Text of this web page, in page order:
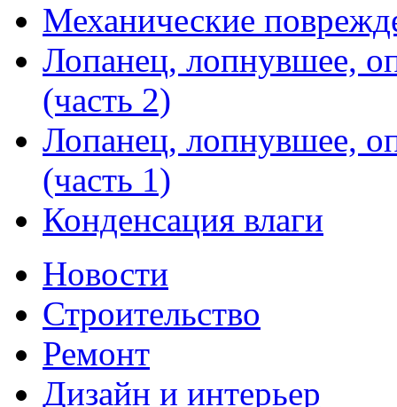
Механические
Лопанец, лопнувшее,
(часть 2)
Лопанец, лопнувшее,
(часть 1)
Конденсация влаги
Новости
Строительство
Ремонт
Дизайн и интерьер